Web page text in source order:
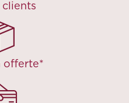
clients
offerte*